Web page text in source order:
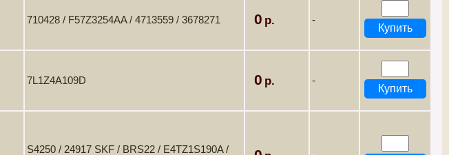
710428 / F57Z3254AA / 4713559 / 3678271 0 -
7L1Z4A109D 0 -
S4250 / 24917 SKF / BRS22 / E4TZ1S190A /